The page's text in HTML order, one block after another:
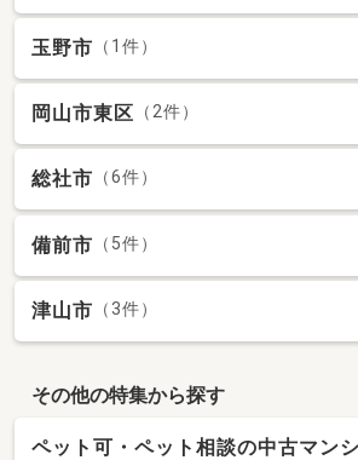
玉野市 （1件）
岡山市東区 （2件）
総社市 （6件）
備前市 （5件）
津山市 （3件）
その他の特集から探す
ペット可・ペット相談の中古マン